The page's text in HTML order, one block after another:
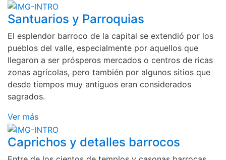
Santuarios y Parroquias
El esplendor barroco de la capital se extendió por los
pueblos del valle, especialmente por aquellos que
llegaron a ser prósperos mercados o centros de ricas
zonas agrícolas, pero también por algunos sitios que
desde tiempos muy antiguos eran considerados
sagrados.
Ver más
Caprichos y detalles barrocos